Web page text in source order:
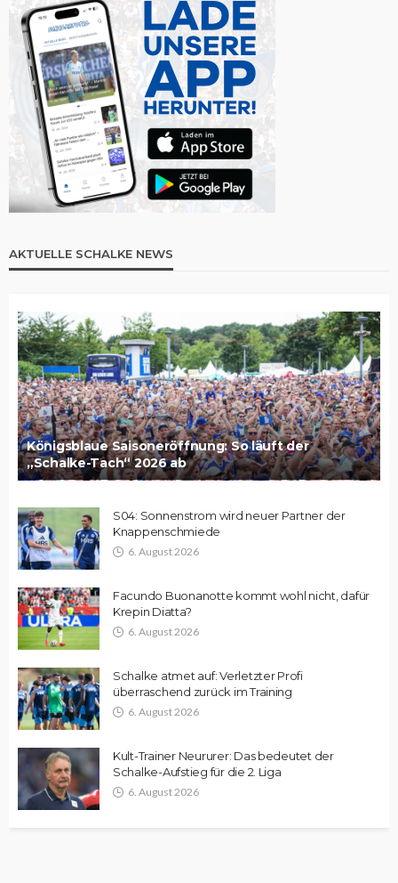
AKTUELLE SCHALKE NEWS
Königsblaue Saisoneröffnung: So läuft der
„Schalke-Tach“ 2026 ab
S04: Sonnenstrom wird neuer Partner der
Knappenschmiede
6. August 2026
Facundo Buonanotte kommt wohl nicht, dafür
Krepin Diatta?
6. August 2026
Schalke atmet auf: Verletzter Profi
überraschend zurück im Training
6. August 2026
Kult-Trainer Neururer: Das bedeutet der
Schalke-Aufstieg für die 2. Liga
6. August 2026